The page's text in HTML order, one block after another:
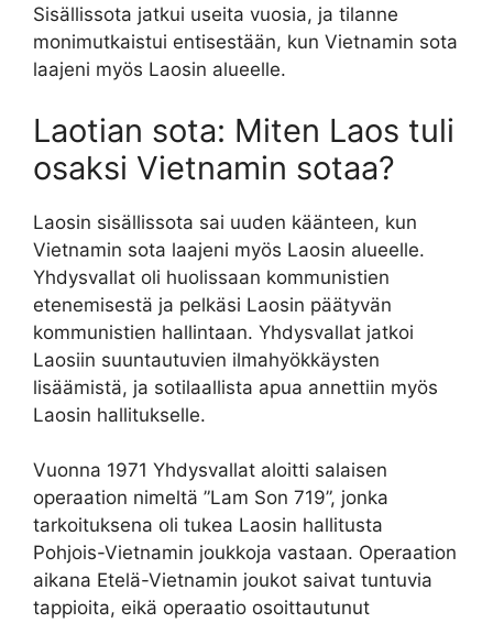
Sisällissota jatkui useita vuosia, ja tilanne
monimutkaistui entisestään, kun Vietnamin sota
laajeni myös Laosin alueelle.
Laotian sota: Miten Laos tuli
osaksi Vietnamin sotaa?
Laosin sisällissota sai uuden käänteen, kun
Vietnamin sota laajeni myös Laosin alueelle.
Yhdysvallat oli huolissaan kommunistien
etenemisestä ja pelkäsi Laosin päätyvän
kommunistien hallintaan. Yhdysvallat jatkoi
Laosiin suuntautuvien ilmahyökkäysten
lisäämistä, ja sotilaallista apua annettiin myös
Laosin hallitukselle.
Vuonna 1971 Yhdysvallat aloitti salaisen
operaation nimeltä ”Lam Son 719”, jonka
tarkoituksena oli tukea Laosin hallitusta
Pohjois-Vietnamin joukkoja vastaan. Operaation
aikana Etelä-Vietnamin joukot saivat tuntuvia
tappioita, eikä operaatio osoittautunut